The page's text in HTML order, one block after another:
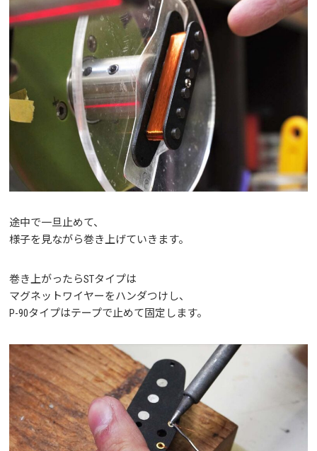
途中で一旦止めて、
様子を見ながら巻き上げていきます。
巻き上がったらSTタイプは
マグネットワイヤーをハンダつけし、
P-90タイプはテープで止めて固定します。